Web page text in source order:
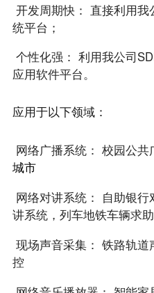
开发周期快： 直接利用
统平台；
个性化强： 利用我公司
应用软件平台。
应用于以下领域：
网络广播系统： 校园公共
城市
网络对讲系统： 自助银
讲系统，列车地铁车辆求
现场声音采集： 铁路轨
控